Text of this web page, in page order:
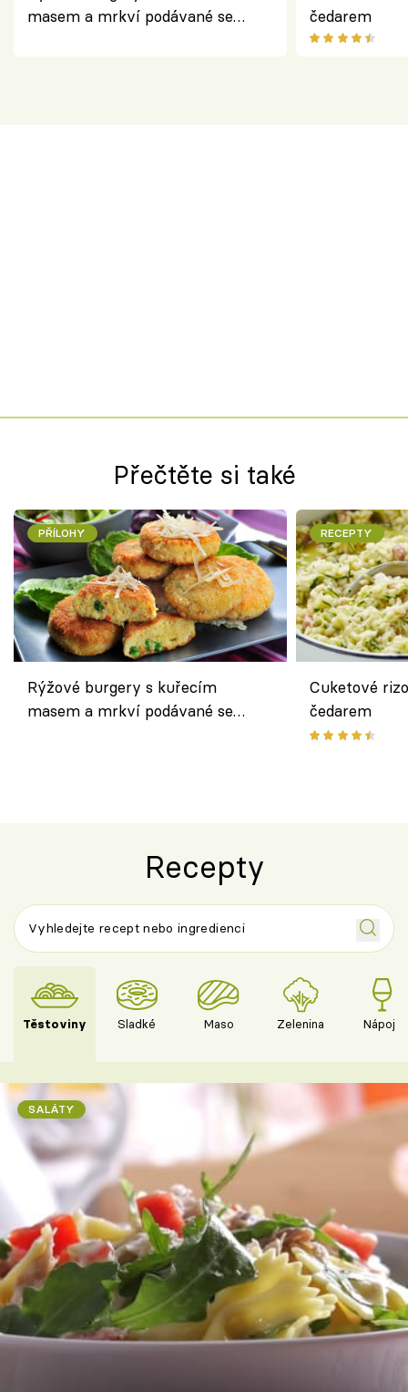
masem a mrkví podávané se
čedarem
Přečtěte si také
PŘÍLOHY
Rýžové burgery s kuřecím
masem a mrkví podávané se
RECEPTY
Cuketové
čedarem
Recepty
Těstoviny Sladké Maso Zelenina Nápoje
SALÁTY